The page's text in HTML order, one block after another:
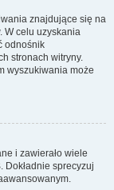
znajdujące się na
W celu uzyskania
odnośnik
stronach witryny.
wyszukiwania może
i zawierało wiele
sprecyzuj